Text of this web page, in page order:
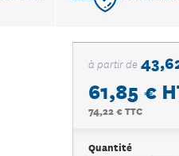
à partir de
61,85 €
74,22 € TTC
Quantité